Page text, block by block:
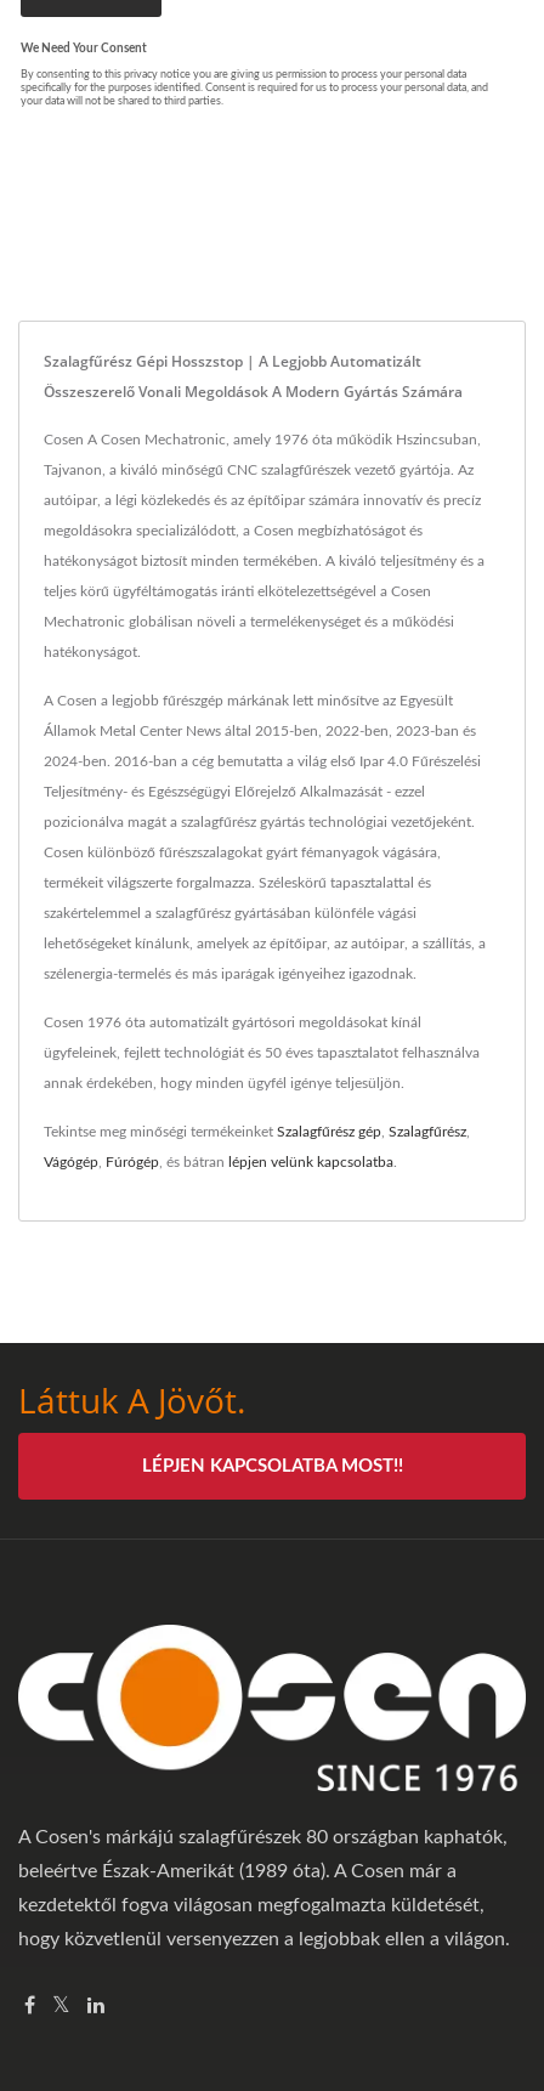
Szalagfűrész Gépi Hosszstop | A Legjobb Automatizált
Összeszerelő Vonali Megoldások A Modern Gyártás Számára
Cosen A Cosen Mechatronic, amely 1976 óta működik Hszincsuban,
Tajvanon, a kiváló minőségű CNC szalagfűrészek vezető gyártója. Az
autóipar, a légi közlekedés és az építőipar számára innovatív és precíz
megoldásokra specializálódott, a Cosen megbízhatóságot és
hatékonyságot biztosít minden termékében. A kiváló teljesítmény és a
teljes körű ügyféltámogatás iránti elkötelezettségével a Cosen
Mechatronic globálisan növeli a termelékenységet és a működési
hatékonyságot.
A Cosen a legjobb fűrészgép márkának lett minősítve az Egyesült
Államok Metal Center News által 2015-ben, 2022-ben, 2023-ban és
2024-ben. 2016-ban a cég bemutatta a világ első Ipar 4.0 Fűrészelési
Teljesítmény- és Egészségügyi Előrejelző Alkalmazását - ezzel
pozicionálva magát a szalagfűrész gyártás technológiai vezetőjeként.
Cosen különböző fűrészszalagokat gyárt fémanyagok vágására,
termékeit világszerte forgalmazza. Széleskörű tapasztalattal és
szakértelemmel a szalagfűrész gyártásában különféle vágási
lehetőségeket kínálunk, amelyek az építőipar, az autóipar, a szállítás, a
szélenergia-termelés és más iparágak igényeihez igazodnak.
Cosen 1976 óta automatizált gyártósori megoldásokat kínál
ügyfeleinek, fejlett technológiát és 50 éves tapasztalatot felhasználva
annak érdekében, hogy minden ügyfél igénye teljesüljön.
Tekintse meg minőségi termékeinket Szalagfűrész gép Szalagfűrész
Vágógép Fúrógép , és bátran lépjen velünk kapcsolatba
Láttuk A Jövőt.
LÉPJEN KAPCSOLATBA MOST!!
A Cosen's márkájú szalagfűrészek 80 országban kaphatók,
beleértve Észak-Amerikát (1989 óta). A Cosen már a
kezdetektől fogva világosan megfogalmazta küldetését,
hogy közvetlenül versenyezzen a legjobbak ellen a világon.